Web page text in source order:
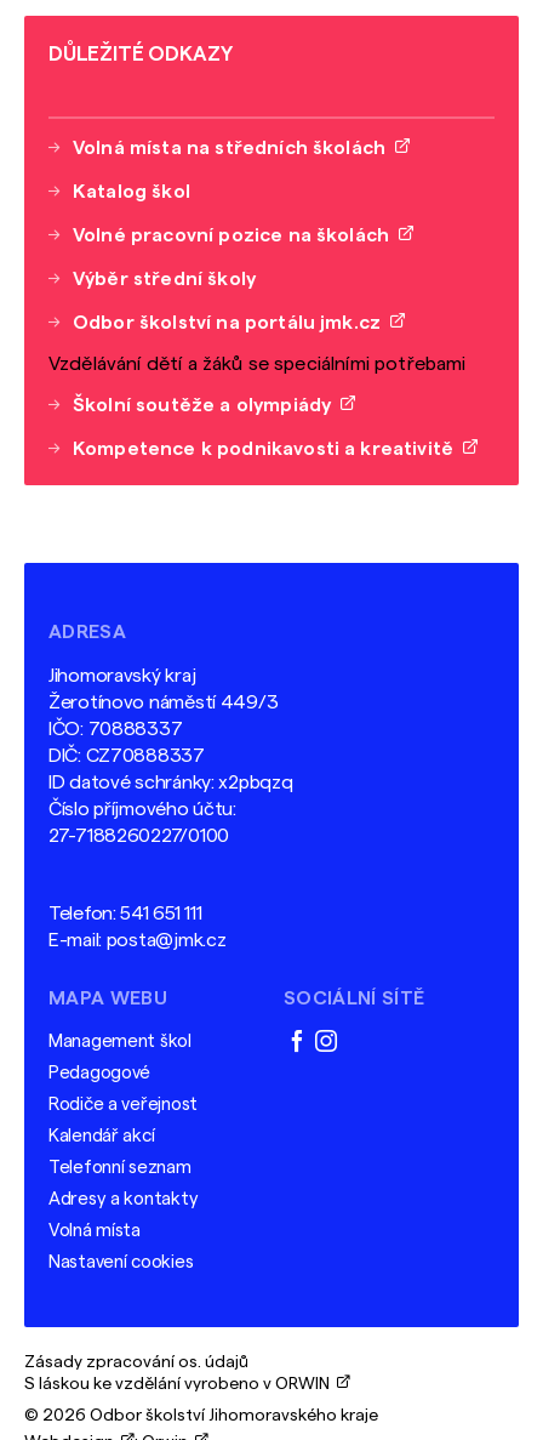
DŮLEŽITÉ ODKAZY
Volná místa na středních školách
Katalog škol
Volné pracovní pozice na školách
Výběr střední školy
Odbor školství na portálu jmk.cz
Vzdělávání dětí a žáků se speciálními potřebami
Školní soutěže a olympiády
Kompetence k podnikavosti a kreativitě
ADRESA
Jihomoravský kraj
Žerotínovo náměstí 449/3
IČO: 70888337
DIČ: CZ70888337
ID datové schránky: x2pbqzq
Číslo příjmového účtu:
27-7188260227/0100
Telefon:541 651 111
E-mail: posta@jmk.cz
MAPA WEBU
Management škol
Pedagogové
Rodiče a veřejnost
Kalendář akcí
Telefonní seznam
Adresy a kontakty
Volná místa
Nastavení cookies
SOCIÁLNÍ SÍTĚ
facebook
instagram
Zásady zpracování os. údajů
S láskou ke vzdělání vyrobeno v ORWIN
© 2026 Odbor školství Jihomoravského kraje